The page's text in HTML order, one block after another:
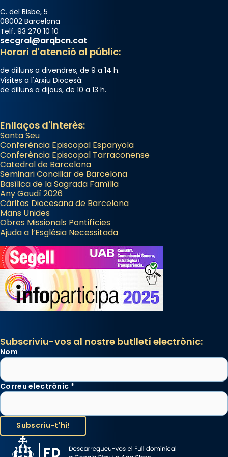
del temple amb les relíquies de les santes.
Des de 1985 hi participa també un grup de
diablesses amb música i ball propis. Festa
gran a Mataró.
Santes a Mataró»🥵.
Photo
C. del Bisbe, 5
08002 Barcelona
Telf. 93 270 10 10
secgral@arqbcn.cat
Horari d'atenció al públic:
de dilluns a divendres, de 9 a 14 h.
Visites a l'Arxiu Diocesà:
de dilluns a dijous, de 10 a 13 h.
Enllaços d'interès:
Santa Seu
Conferència Episcopal Espanyola
Conferència Episcopal Tarraconense
Catedral de Barcelona
Seminari Conciliar de Barcelona
Basílica de la Sagrada Família
Any Gaudí 2026
Càritas Diocesana de Barcelona
Mans Unides
Obres Missionals Pontifícies
Ajuda a l’Església Necessitada
Subscriviu-vos al nostre butlletí electrònic:
Nom
Correu electrònic *